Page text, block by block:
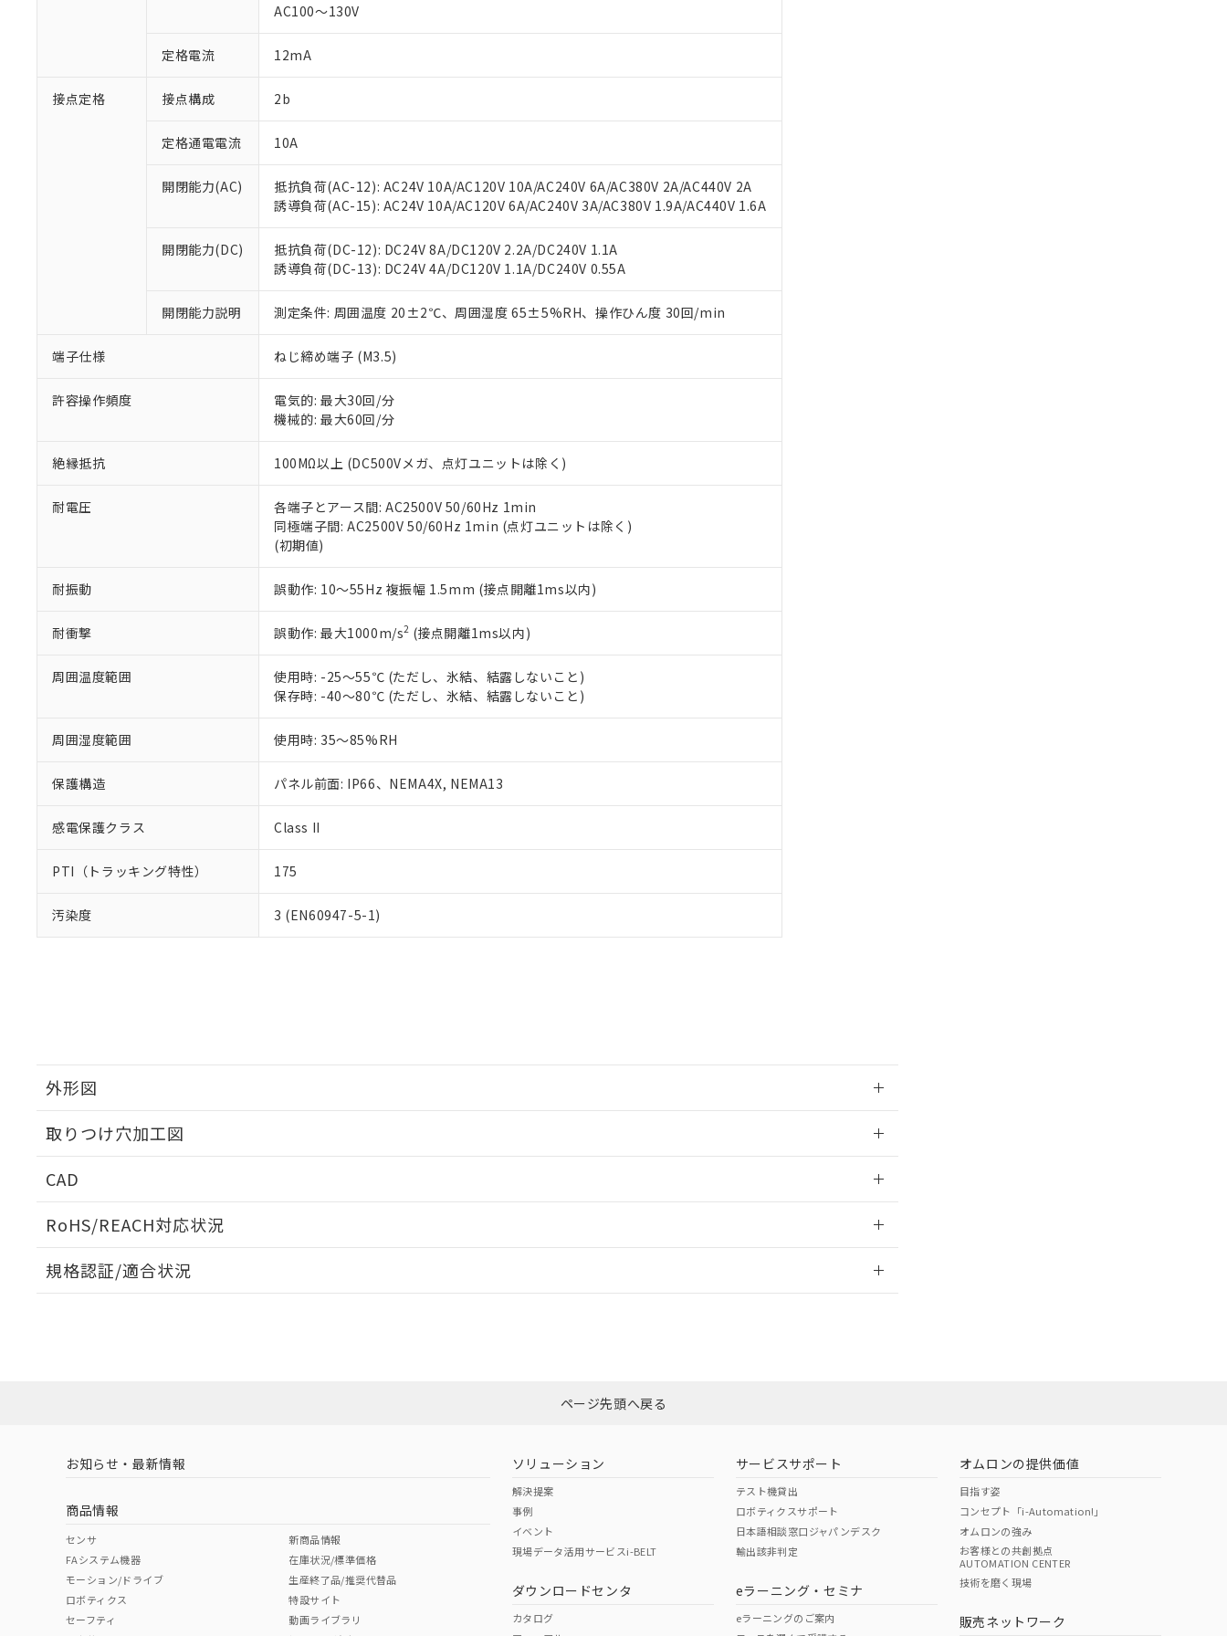
AC100～130V
定格電流 12mA
接点定格 接点構成 2b
定格通電電流 10A
開閉能力(AC)
抵抗負荷(AC-12): AC24V 10A/AC120V 10A/AC240V 6A/AC380V 2A/AC440V 2A
誘導負荷(AC-15): AC24V 10A/AC120V 6A/AC240V 3A/AC380V 1.9A/AC440V 1.6A
開閉能力(DC)
抵抗負荷(DC-12): DC24V 8A/DC120V 2.2A/DC240V 1.1A
誘導負荷(DC-13): DC24V 4A/DC120V 1.1A/DC240V 0.55A
開閉能力説明 測定条件: 周囲温度 20±2℃、周囲湿度 65±5%RH、操作ひん度 30回/min
端子仕様 ねじ締め端子 (M3.5)
許容操作頻度
電気的: 最大30回/分
機械的: 最大60回/分
絶縁抵抗 100MΩ以上 (DC500Vメガ、点灯ユニットは除く)
耐電圧
各端子とアース間: AC2500V 50/60Hz 1min
同極端子間: AC2500V 50/60Hz 1min (点灯ユニットは除く)
(初期値)
耐振動 誤動作: 10～55Hz 複振幅 1.5mm (接点開離1ms以内)
耐衝撃 誤動作: 最大1000m/s2 (接点開離1ms以内)
周囲温度範囲
使用時: -25～55℃ (ただし、氷結、結露しないこと)
保存時: -40～80℃ (ただし、氷結、結露しないこと)
周囲湿度範囲 使用時: 35～85%RH
保護構造 パネル前面: IP66、NEMA4X, NEMA13
感電保護クラス Class II
PTI（トラッキング特性） 175
汚染度 3 (EN60947-5-1)
外形図
取りつけ穴加工図
CAD
RoHS/REACH対応状況
EU RoHS 注意事項・凡例
ダウンロードはこちら
中国 RoHS 注意事項・凡例
中国 RoHS表
Pb Hg Cr(VI)
規格認証/適合状況
（イギリス
（ノルウェー
（日本
（アメリカ
この製品の規格認証/適合状況ページへ
その他の認証はこちらのページからご検索ください
以下の条件をお読みいただき、同意のうえご利用ください。
正式な納期状況および標準価格はお客様のお取引先、またはお客様担当のオムロン制御機器販売店・
当社販売員にご相談ください。
オムロン制御機器販売店や当社販売拠点は「販売ネットワーク
」をご確認ください。
在庫状況および標準価格結果を当社の事前の承諾なく第三者に漏洩または開示しないようお願いしま
す。
マイパーツ機能（部品リスト作成サービス）をご利用いただくには、I-Webメンバーズにご登録され
ている必要があります。
が、当社の製品・サービスに関するお客様との取引・商談に必要な範囲で利用することをご了承くだ
さい。
※当社の共同利用者とは、
いる法人を指します。
があります。
*EU RoHS指令（10物質）：
六価クロム(Cr(Ⅵ)) 1000ppm以下、ポリ臭化ビフェニル類(PBB) 1000ppm以下、ポリ臭化ジフェニルエーテル類(PBDE) 1000ppm以下、
但し、RoHS指令で産業用監視および制御機器に対する適用除外項目は除く。
フタル酸エステル類の４物質については閾値を超える意図的な使用がないことを確認しています。
※2 対応予定月
部品在庫の切り替え状況などにより、予定月が前後することがあります。
※3 非含有証明書ダウンロード
EU RoHS指令（10物質）の非含有証明書
51物質の非含有証明書（当社基準）
※本証明書は発行日時点で非含有を証明するもので、過去に遡って非含有を証明するものではありません。
また、RoHS指令のフタル酸エステル類４物質の対応では、対応完了までの期間は出荷製品に未対応品が
混在することから備考欄に対応日を記載しておりました。
既に当社にて対応品への在庫切替を完了していることから、特段のことがない限り、2022年1月12日よ
「×」：最大均質材料含有率が中国RoHSの基準値を超えていることを示します。
「－」：未確認です。当社販売部門へお問い合わせください。
Pb(鉛) :1000ppm、 Hg(水銀) : 1000ppm、 Cd(カドミウム) : 100ppm、
DBP(フタル酸ジブチル) : 1000ppm、 DIBP(フタル酸ジイソブチル) : 1000ppm、 BBP(フタル酸ブチルベンジル) : 1000ppm、
※2 環境保護使用期限
「ｅ」：有害物質（10物質）のすべてが基準値以下であることを示します。
「10」：通常の使用状況下において有害物質が外部に漏えいし、環境に深刻な影響を及ぼさない年数を意
味します。
「－」：未確認です。当社販売部門へお問い合わせください。
う）を輸出または国外への提供する場合は、日本国政府の輸出許可(または役務取引許可)を取得する
置等に一切使用いたしません。
当社は、貴社製品を第三者に販売する場合は、上記1、2および3の内容を当該第三者に通知します。
また当社は、販売先および販売に係わる関係者が違法に輸出するおそれがある場合は、取り引きをい
たしません。
記
説明
△ 一定数には満たないが在庫あり
－
在庫なし(最新の在庫状況については、お客様のお取引先、またはお客様担当のオムロン制御
機器販売店・当社販売員にご確認ください)
空
白
受注生産機種、また在庫状況の情報を公開していない機種
ページ先頭へ戻る
お知らせ・最新情報
商品情報
センサ
FAシステム機器
モーション/ドライブ
ロボティクス
セーフティ
新商品情報
在庫状況/標準価格
生産終了品/推奨代替品
特設サイト
動画ライブラリ
ソリューション
解決提案
事例
イベント
現場データ活用サービスi-BELT
ダウンロードセンタ
カタログ
サービスサポート
テスト機貸出
ロボティクスサポート
日本語相談窓口ジャパンデスク
輸出該非判定
eラーニング・セミナ
eラーニングのご案内
オムロンの提供価値
目指す姿
コンセプト「i-Automation!」
オムロンの強み
お客様との共創拠点
AUTOMATION CENTER
技術を磨く現場
販売ネットワーク